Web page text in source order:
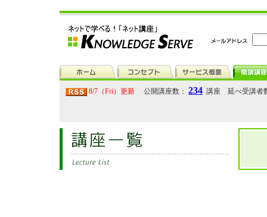
8/7（Fri）更新 公開講座数： 234 講座 延べ受講者